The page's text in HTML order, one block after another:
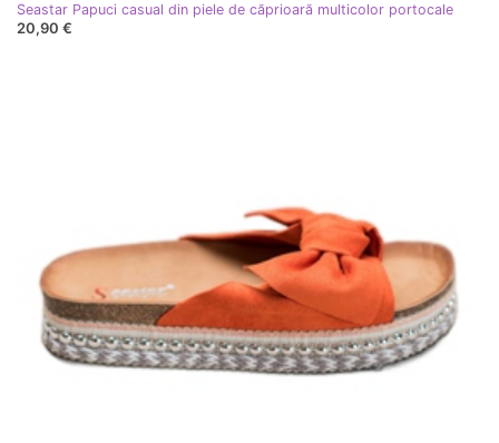
Seastar Papuci casual din piele de căprioară multicolor portocale
20,90 €